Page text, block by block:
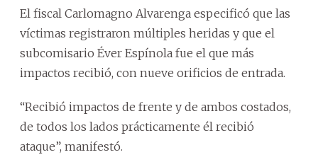
El fiscal Carlomagno Alvarenga especificó que las
víctimas registraron múltiples heridas y que el
subcomisario Éver Espínola fue el que más
impactos recibió, con nueve orificios de entrada.
“Recibió impactos de frente y de ambos costados,
de todos los lados prácticamente él recibió
ataque”, manifestó.